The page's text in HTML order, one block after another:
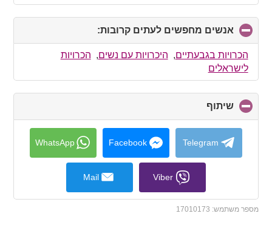
אנשים מחפשים לעתים קרובות:
to
collapse
הכרויות בגבעתיים, היכרויות עם נשים, הכרויות
לישראלים
שיתוף
to
collapse
contents
Telegram
Facebook
WhatsApp
Viber
Mail
מספר משתמש: 17010173